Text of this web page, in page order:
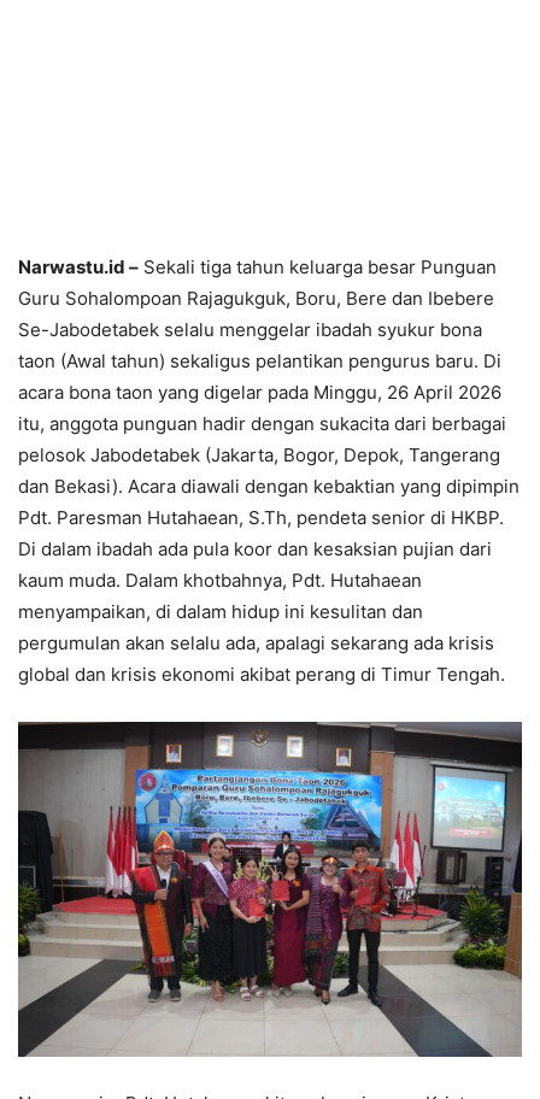
Narwastu.id – Sekali tiga tahun keluarga besar Punguan
Guru Sohalompoan Rajagukguk, Boru, Bere dan Ibebere
Se-Jabodetabek selalu menggelar ibadah syukur bona
taon (Awal tahun) sekaligus pelantikan pengurus baru. Di
acara bona taon yang digelar pada Minggu, 26 April 2026
itu, anggota punguan hadir dengan sukacita dari berbagai
pelosok Jabodetabek (Jakarta, Bogor, Depok, Tangerang
dan Bekasi). Acara diawali dengan kebaktian yang dipimpin
Pdt. Paresman Hutahaean, S.Th, pendeta senior di HKBP.
Di dalam ibadah ada pula koor dan kesaksian pujian dari
kaum muda. Dalam khotbahnya, Pdt. Hutahaean
menyampaikan, di dalam hidup ini kesulitan dan
pergumulan akan selalu ada, apalagi sekarang ada krisis
global dan krisis ekonomi akibat perang di Timur Tengah.